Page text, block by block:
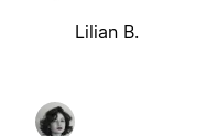
Lilian B.